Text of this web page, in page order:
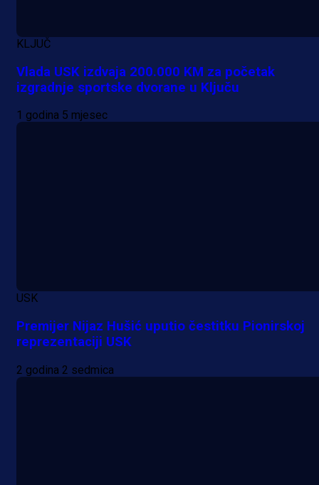
specijale i iskoristi jedinstvenu
ponudu
22 h 36 min
Više vijesti
KLJUČ
Vlada USK izdvaja 200.000 KM za početak
izgradnje sportske dvorane u Ključu
1 godina 5 mjesec
USK
Premijer Nijaz Hušić uputio čestitku Pionirskoj
reprezentaciji USK
2 godina 2 sedmica